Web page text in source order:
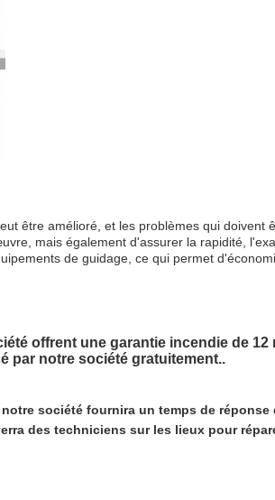
être amélioré, et les problèmes qui doivent
mais également d'assurer la rapidité,
de guidage, ce qui permet
offrent une garantie incendie de 12
par notre société gratuitement..
société fournira un temps de
des techniciens sur les lieux pour